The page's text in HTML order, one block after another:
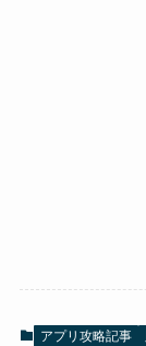
アプリ攻略記事